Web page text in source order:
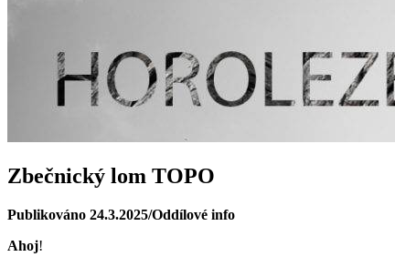
Zbečnický lom TOPO
Publikováno 24.3.2025/Oddílové info
Ahoj!